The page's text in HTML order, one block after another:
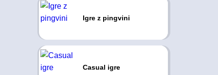
Igre z pingvini
Casual igre